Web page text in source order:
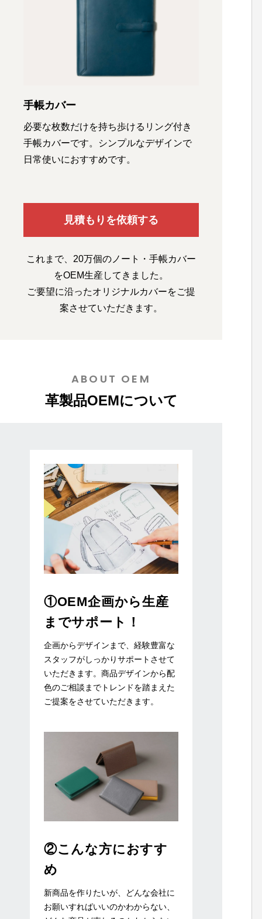
手帳カバー
必要な枚数だけを持ち歩けるリング付き
手帳カバーです。シンプルなデザインで
日常使いにおすすめです。
見積もりを依頼する
これまで、20万個のノート・手帳カバー
をOEM生産してきました。
ご要望に沿ったオリジナルカバーをご提
案させていただきます。
ABOUT OEM
革製品OEMについて
①OEM企画から生産
までサポート！
企画からデザインまで、経験豊富な
スタッフがしっかりサポートさせて
いただきます。商品デザインから配
色のご相談までトレンドを踏まえた
ご提案をさせていただきます。
②こんな方におすす
め
新商品を作りたいが、どんな会社に
お願いすればいいのかわからない、